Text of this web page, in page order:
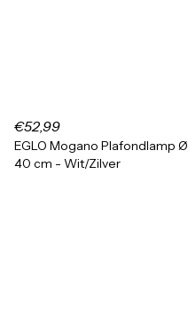
€52,99
EGLO Mogano Plafondlamp Ø
40 cm - Wit/Zilver